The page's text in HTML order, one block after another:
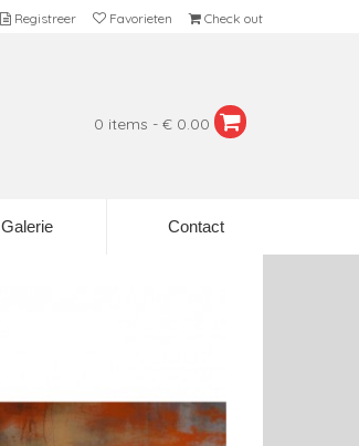
Registreer Favorieten Check out
0 items - € 0.00
Galerie Contact